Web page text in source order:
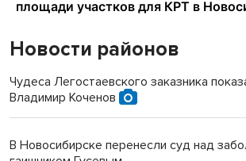
Новости районов
Чудеса Легостаевского заказника
Владимир Коченов
В Новосибирске перенесли суд над